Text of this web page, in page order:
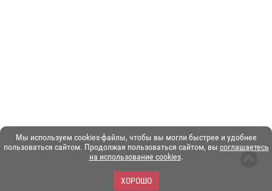
Мы используем cookies-файлы, чтобы вы могли быстрее и удобнее
пользоваться сайтом. Продолжая пользоваться сайтом, вы соглашаетесь
на использование cookies.
ХОРОШО